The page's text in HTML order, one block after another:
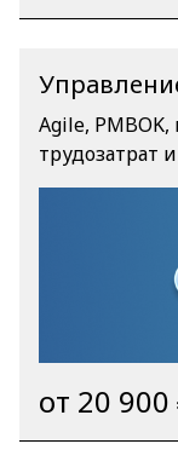
Agile,
от 20 900